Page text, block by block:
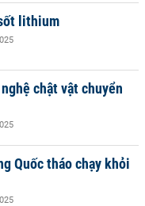
lithium
chật vật chuyển
Quốc tháo chạy khỏi